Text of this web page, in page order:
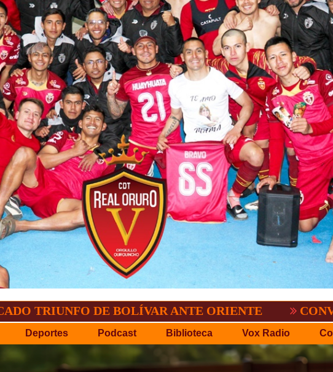
DE BOLÍVAR ANTE ORIENTE
Deportes Podcast Biblioteca Vox Radio